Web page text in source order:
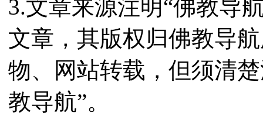
3.文章来源注明“佛教导
文章，其版权归佛教导
物、网站转载，但须清
教导航”。